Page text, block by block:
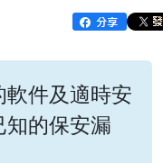
件及適時安
的保安漏